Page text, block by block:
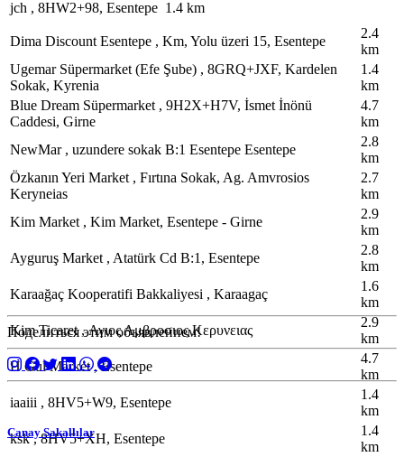
jch , 8HW2+98, Esentepe 1.4 km
Dima Discount Esentepe , Km, Yolu üzeri 15, Esentepe
2.4
km
Ugemar Süpermarket (Efe Şube) , 8GRQ+JXF, Kardelen
Sokak, Kyrenia
1.4
km
Blue Dream Süpermarket , 9H2X+H7V, İsmet İnönü
Caddesi, Girne
4.7
km
NewMar , uzundere sokak B:1 Esentepe Esentepe
2.8
km
Özkanın Yeri Market , Fırtına Sokak, Ag. Amvrosios
Keryneias
2.7
km
Kim Market , Kim Market, Esentepe - Girne
2.9
km
Ayguruş Market , Atatürk Cd B:1, Esentepe
2.8
km
Karaağaç Kooperatifi Bakkaliyesi , Karaagaç
1.6
km
Kim Ticaret , Αγιος Αμβροσιος Κερυνειας
2.9
km
H Gul Market , Esentepe
4.7
km
iaaiii , 8HV5+W9, Esentepe
1.4
km
ksk , 8HV5+XH, Esentepe
1.4
km
Поделиться этим объявлением!
Canay Sakallılar